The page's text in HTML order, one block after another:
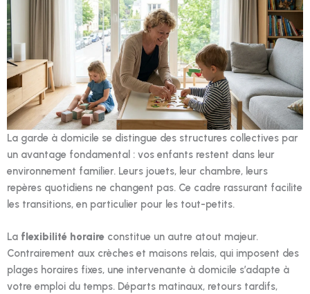
La garde à domicile se distingue des structures collectives par
un avantage fondamental : vos enfants restent dans leur
environnement familier. Leurs jouets, leur chambre, leurs
repères quotidiens ne changent pas. Ce cadre rassurant facilite
les transitions, en particulier pour les tout-petits.
La flexibilité horaire constitue un autre atout majeur.
Contrairement aux crèches et maisons relais, qui imposent des
plages horaires fixes, une intervenante à domicile s’adapte à
votre emploi du temps. Départs matinaux, retours tardifs,